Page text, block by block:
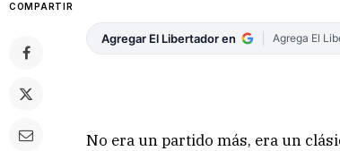
COMPARTIR
Agregar El Libertador en Agrega El
No era un partido más, era un